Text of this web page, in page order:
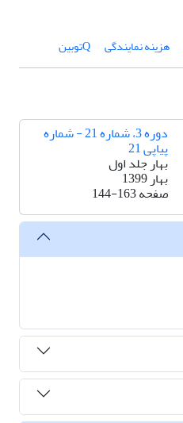
هزینه نمایندگی Qتوبین
دوره 3، شماره 21 - شماره
پیاپی 21
بهار جلد اول
بهار 1399
صفحه144-163